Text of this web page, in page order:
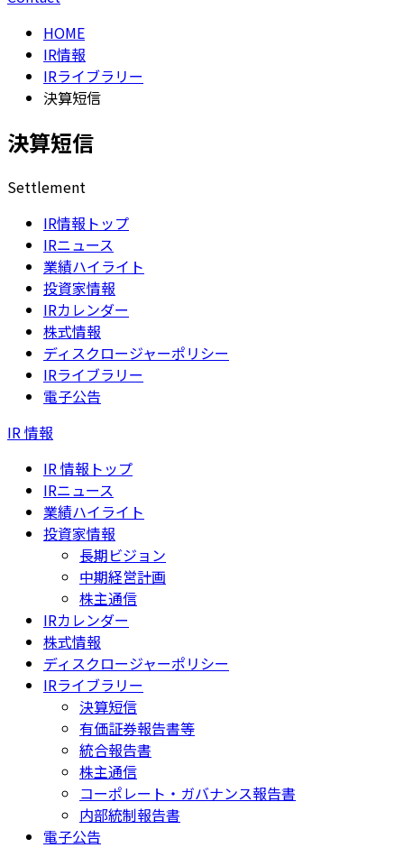
HOME
IR情報
IRライブラリー
決算短信
決算短信
Settlement
IR情報トップ
IRニュース
業績ハイライト
投資家情報
IRカレンダー
株式情報
ディスクロージャーポリシー
IRライブラリー
電子公告
IR 情報
IR 情報トップ
IRニュース
業績ハイライト
投資家情報
長期ビジョン
中期経営計画
株主通信
IRカレンダー
株式情報
ディスクロージャーポリシー
IRライブラリー
決算短信
有価証券報告書等
統合報告書
株主通信
コーポレート・ガバナンス報告書
内部統制報告書
電子公告